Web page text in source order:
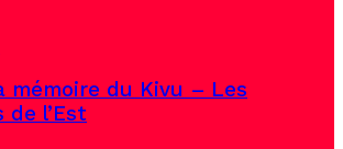
mémoire du Kivu – Les
l’Est